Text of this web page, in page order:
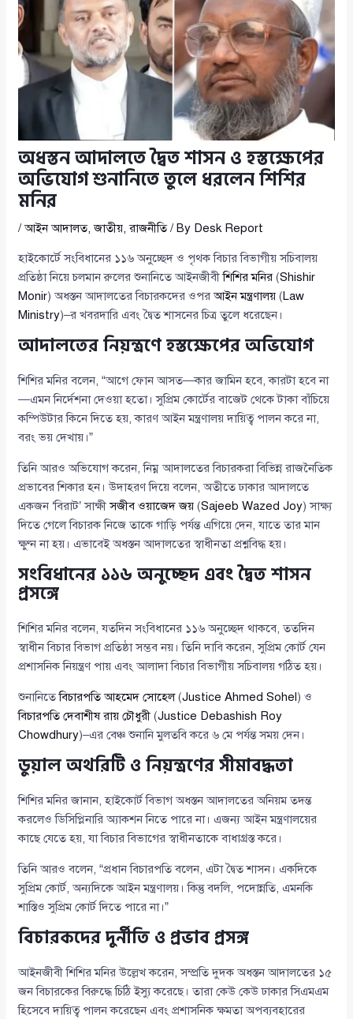
অধস্তন আদালতে দ্বৈত শাসন ও হস্তক্ষেপের
অভিযোগ শুনানিতে তুলে ধরলেন শিশির
মনির
/আইন আদালত,জাতীয়,রাজনীতি/ By Desk Report
হাইকোর্টে সংবিধানের ১১৬ অনুচ্ছেদ ও পৃথক বিচার বিভাগীয় সচিবালয়
প্রতিষ্ঠা নিয়ে চলমান রুলের শুনানিতে আইনজীবীশিশির মনির (Shishir
Monir) অধস্তন আদালতের বিচারকদের ওপরআইন মন্ত্রণালয় (Law
Ministry)–র খবরদারি এবং দ্বৈত শাসনের চিত্র তুলে ধরেছেন।
আদালতের নিয়ন্ত্রণে হস্তক্ষেপের অভিযোগ
শিশির মনির বলেন, “আগে ফোন আসত—কার জামিন হবে, কারটা হবে না
—এমন নির্দেশনা দেওয়া হতো। সুপ্রিম কোর্টের বাজেট থেকে টাকা বাঁচিয়ে
কম্পিউটার কিনে দিতে হয়, কারণ আইন মন্ত্রণালয় দায়িত্ব পালন করে না,
বরং ভয় দেখায়।”
তিনি আরও অভিযোগ করেন, নিম্ন আদালতের বিচারকরা বিভিন্ন রাজনৈতিক
প্রভাবের শিকার হন। উদাহরণ দিয়ে বলেন, অতীতে ঢাকার আদালতে
একজন ‘বিরাট’ সাক্ষীসজীব ওয়াজেদ জয় (Sajeeb Wazed Joy) সাক্ষ্য
দিতে গেলে বিচারক নিজে তাকে গাড়ি পর্যন্ত এগিয়ে দেন, যাতে তার মান
ক্ষুণ্ন না হয়। এভাবেই অধস্তন আদালতের স্বাধীনতা প্রশ্নবিদ্ধ হয়।
সংবিধানের ১১৬ অনুচ্ছেদ এবং দ্বৈত শাসন
প্রসঙ্গে
শিশির মনির বলেন, যতদিন সংবিধানের ১১৬ অনুচ্ছেদ থাকবে, ততদিন
স্বাধীন বিচার বিভাগ প্রতিষ্ঠা সম্ভব নয়। তিনি দাবি করেন, সুপ্রিম কোর্ট যেন
প্রশাসনিক নিয়ন্ত্রণ পায় এবং আলাদা বিচার বিভাগীয় সচিবালয় গঠিত হয়।
শুনানিতেবিচারপতি আহমেদ সোহেল(Justice Ahmed Sohel ) ও
বিচারপতি দেবাশীষ রায় চৌধুরী (Justice Debashish Roy
Chowdhury)–এর বেঞ্চ শুনানি মুলতবি করে ৬ মে পর্যন্ত সময় দেন।
ডুয়াল অথরিটি ও নিয়ন্ত্রণের সীমাবদ্ধতা
শিশির মনির জানান, হাইকোর্ট বিভাগ অধস্তন আদালতের অনিয়ম তদন্ত
করলেও ডিসিপ্লিনারি অ্যাকশন নিতে পারে না। এজন্য আইন মন্ত্রণালয়ের
কাছে যেতে হয়, যা বিচার বিভাগের স্বাধীনতাকে বাধাগ্রস্ত করে।
তিনি আরও বলেন, “প্রধান বিচারপতি বলেন, এটা দ্বৈত শাসন। একদিকে
সুপ্রিম কোর্ট, অন্যদিকে আইন মন্ত্রণালয়। কিন্তু বদলি, পদোন্নতি, এমনকি
শাস্তিও সুপ্রিম কোর্ট দিতে পারে না।”
বিচারকদের দুর্নীতি ও প্রভাব প্রসঙ্গ
আইনজীবী শিশির মনির উল্লেখ করেন, সম্প্রতি দুদক অধস্তন আদালতের ১৫
জন বিচারকের বিরুদ্ধে চিঠি ইস্যু করেছে। তারা কেউ কেউ ঢাকার সিএমএম
হিসেবে দায়িত্ব পালন করেছেন এবং প্রশাসনিক ক্ষমতা অপব্যবহারের